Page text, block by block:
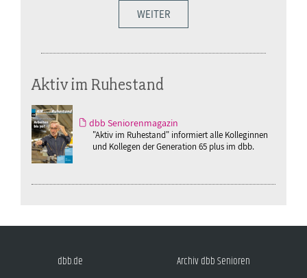
WEITER
Aktiv im Ruhestand
dbb Seniorenmagazin
"Aktiv im Ruhestand" informiert alle Kolleginnen
und Kollegen der Generation 65 plus im dbb.
dbb.de Archiv dbb Senioren